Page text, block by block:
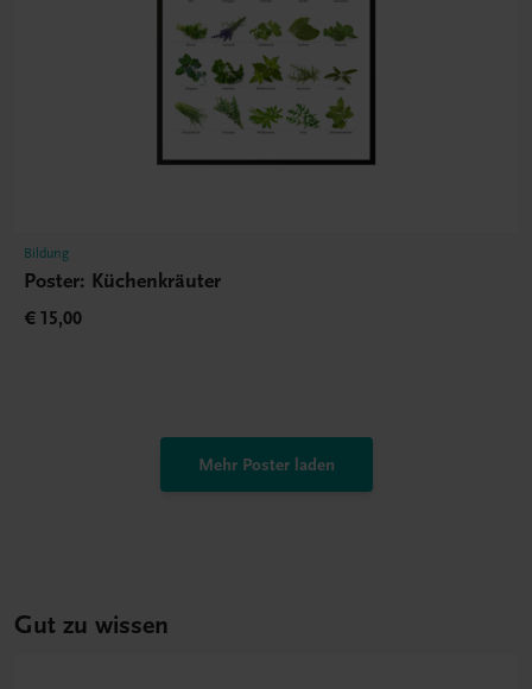
Bildung
Poster: Küchenkräuter
€ 15,00
Mehr Poster laden
Gut zu wissen